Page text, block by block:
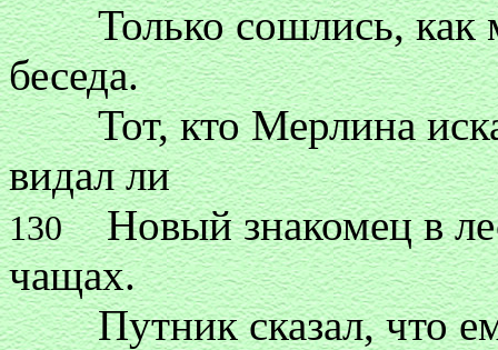
Только сошлись, как
беседа.
Тот, кто Мерлина
видал ли
130Новый знакомец в
чащах.
Путник сказал, что ему